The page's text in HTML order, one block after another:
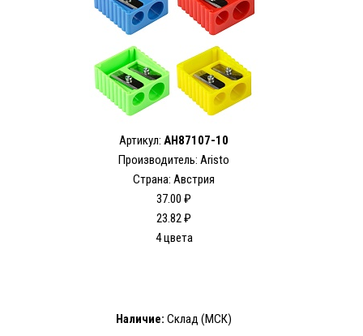
Артикул: AH87107-10
Производитель: Aristo
Страна: Австрия
37.00 ₽
23.82 ₽
4 цвета
Наличие: Склад (МСК)